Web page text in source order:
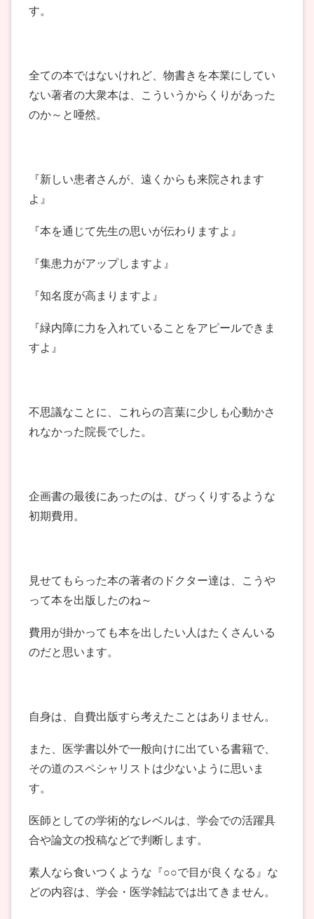
す。
全ての本ではないけれど、物書きを本業にしてい
ない著者の大衆本は、こういうからくりがあった
のか～と唖然。
『新しい患者さんが、遠くからも来院されます
よ』
『本を通じて先生の思いが伝わりますよ』
『集患力がアップしますよ』
『知名度が高まりますよ』
『緑内障に力を入れていることをアピールできま
すよ』
不思議なことに、これらの言葉に少しも心動かさ
れなかった院長でした。
企画書の最後にあったのは、びっくりするような
初期費用。
見せてもらった本の著者のドクター達は、こうや
って本を出版したのね～
費用が掛かっても本を出したい人はたくさんいる
のだと思います。
自身は、自費出版すら考えたことはありません。
また、医学書以外で一般向けに出ている書籍で、
その道のスペシャリストは少ないように思いま
す。
医師としての学術的なレベルは、学会での活躍具
合や論文の投稿などで判断します。
素人なら食いつくような『○○で目が良くなる』な
どの内容は、学会・医学雑誌では出てきません。